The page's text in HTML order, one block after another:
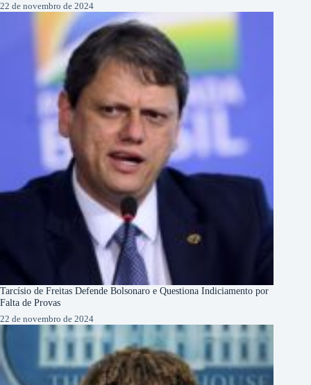
22 de novembro de 2024
Tarcísio de Freitas Defende Bolsonaro e Questiona Indiciamento por
Falta de Provas
22 de novembro de 2024